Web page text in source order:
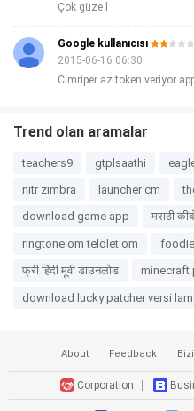
Çok güze l
Google kullanıcısı
2015-06-16 06:30
Cimriper az token veriyor
Trend olan aramalar
teachers9 gtplsaathi
nitr zimbra
launcher cm
download game app
मराठी
ringtone om telolet om
फ्री हिंदी मूवी डाउनलोड
minecraft
download lucky patcher versi
About Feedback
Corporation